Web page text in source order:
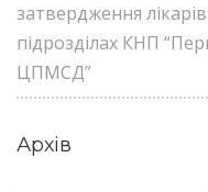
затвердження
підрозділах КНП
ЦПМСД”
Архів